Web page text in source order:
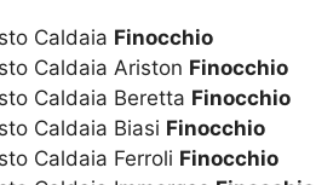
Caldaia Finocchio
Caldaia Ariston Finocchio
Caldaia Beretta Finocchio
Caldaia Biasi Finocchio
Caldaia Ferroli Finocchio